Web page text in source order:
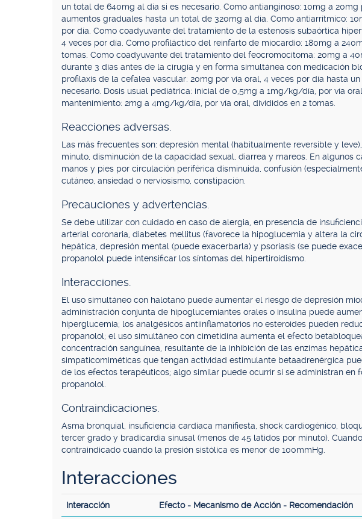
un total de 640mg al día si es necesario. Como antianginoso: 10mg a
aumentos graduales hasta un total de 320mg al día. Como antiarrítmico:
por día. Como coadyuvante del tratamiento de la estenosis subaórtica
4 veces por día. Como profiláctico del reinfarto de miocardio: 180mg a
tomas. Como coadyuvante del tratamiento del feocromocitoma: 20mg a
durante 3 días antes de la cirugía y en forma simultánea con medicación
profilaxis de la cefalea vascular: 20mg por vía oral, 4 veces por día hasta
necesario. Dosis usual pediátrica: inicial de 0,5mg a 1mg/kg/día, por vía
mantenimiento: 2mg a 4mg/kg/día, por vía oral, divididos en 2 tomas.
Reacciones adversas.
Las más frecuentes son: depresión mental (habitualmente reversible y
minuto, disminución de la capacidad sexual, diarrea y mareos. En algunos
manos y pies por circulación periférica disminuida, confusión
cutáneo, ansiedad o nerviosismo, constipación.
Precauciones y advertencias.
Se debe utilizar con cuidado en caso de alergia, en presencia de
arterial coronaria, diabetes mellitus (favorece la hipoglucemia y altera la
hepática, depresión mental (puede exacerbarla) y psoriasis (se puede
propanolol puede intensificar los síntomas del hipertiroidismo.
Interacciones.
El uso simultáneo con halotano puede aumentar el riesgo de depresión
administración conjunta de hipoglucemiantes orales o insulina puede
hiperglucemia; los analgésicos antiinflamatorios no esteroides pueden
propanolol; el uso simultáneo con cimetidina aumenta el efecto
concentración sanguínea, resultante de la inhibición de las enzimas
simpaticomiméticas que tengan actividad estimulante betaadrenérgica
de los efectos terapéuticos; algo similar puede ocurrir si se administran en
propanolol.
Contraindicaciones.
Asma bronquial, insuficiencia cardíaca manifiesta, shock cardiogénico,
tercer grado y bradicardia sinusal (menos de 45 latidos por minuto).
contraindicado cuando la presión sistólica es menor de 100mmHg.
Interacciones
Interacción Efecto - Mecanismo de Acción - Recomendación